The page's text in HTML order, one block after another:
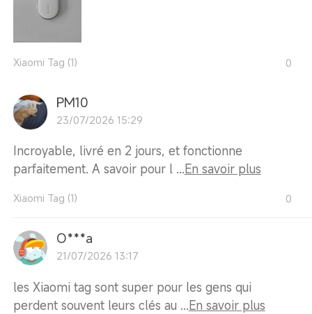
Xiaomi Tag (1) 0
PM10
23/07/2026 15:29
Incroyable, livré en 2 jours, et fonctionne
parfaitement. A savoir pour l ...En savoir plus
Xiaomi Tag (1) 0
O***a
21/07/2026 13:17
les Xiaomi tag sont super pour les gens qui
perdent souvent leurs clés au ...En savoir plus